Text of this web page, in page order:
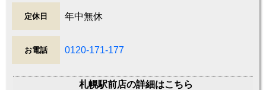
定休日 年中無休
お電話 0120-171-177
札幌駅前店の詳細はこちら